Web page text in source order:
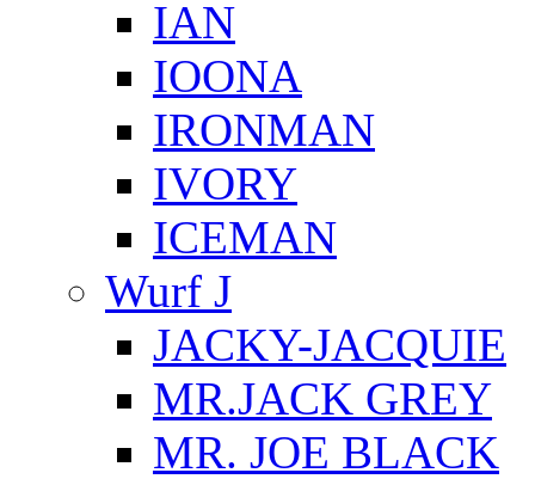
IAN
IOONA
IRONMAN
IVORY
ICEMAN
Wurf J
JACKY-JACQUIE
MR.JACK GREY
MR. JOE BLACK